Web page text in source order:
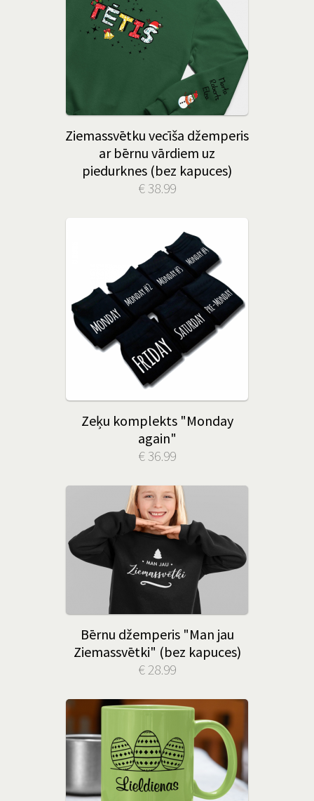
Ziemassvētku vecīša džemperis
ar bērnu vārdiem uz
piedurknes (bez kapuces)
€ 38.99
Zeķu komplekts "Monday
again"
€ 36.99
Bērnu džemperis "Man jau
Ziemassvētki" (bez kapuces)
€ 28.99